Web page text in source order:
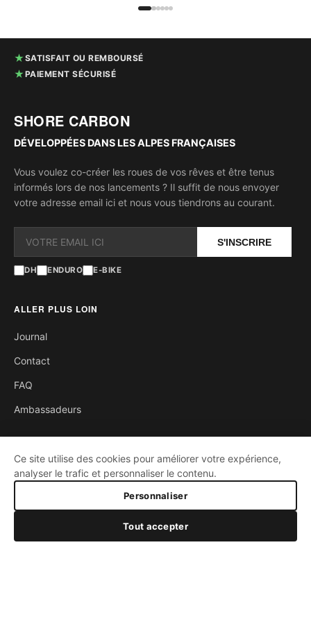
★SATISFAIT OU REMBOURSÉ
★PAIEMENT SÉCURISÉ
SHORE CARBON
DÉVELOPPÉES DANS LES ALPES FRANÇAISES
Vous voulez co-créer les roues de vos rêves et être tenus
informés lors de nos lancements ? Il suffit de nous envoyer
votre adresse email ici et nous vous tiendrons au courant.
S'INSCRIRE
DH ENDURO E-BIKE
ALLER PLUS LOIN
Journal
Contact
FAQ
Ambassadeurs
SUPPORT
Garantie
Satisfait ou remboursé
Ce site utilise des cookies pour améliorer votre expérience,
analyser le trafic et personnaliser le contenu.
Personnaliser
Tout accepter
CERCLE E-MTB329
AJOUTER AU PANIER